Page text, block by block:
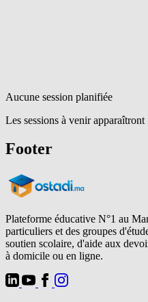
Aucune session planifiée
Les sessions à venir apparaîtront
Footer
Plateforme éducative N°1 au
particuliers et des groupes
soutien scolaire, d'aide aux
à domicile ou en ligne.